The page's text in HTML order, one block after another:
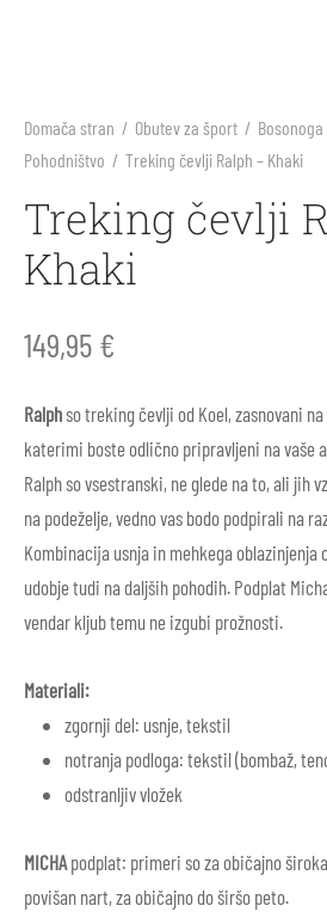
Domača stran / Obutev za šport /
Pohodništvo / Treking čevlji Ralph – Khaki
Treking čevlji
Khaki
149,95 €
Ralphso treking čevlji od Koel, zasnovani
katerimi boste odlično pripravljeni na vaše
Ralph so vsestranski, ne glede na to, ali jih
na podeželje, vedno vas bodo podpirali na
Kombinacija usnja in mehkega oblazinjenja
udobje tudi na daljših pohodih. Podplat
vendar kljub temu ne izgubi prožnosti.
Materiali:
zgornji del: usnje, tekstil
notranja podloga: tekstil (bombaž,
odstranljiv vložek
MICHApodplat: primeri so za običajno
povišan nart, za običajno do širšo peto.
škornji
za prve korake
in nega čevljev
škornji
škornji
za odrasle
in nega čevljev
telovadnica
figure Holztiger
igrače Grimm’s
punčke